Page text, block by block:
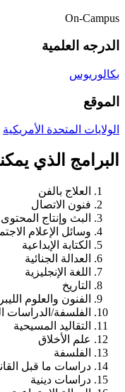
On-Campus
الدرجه العلمية
بكالوريوس
الموقع
الولايات المتحدة الأمريكية
البرامج الذي
العلاج بالفن
فنون الاتصال
البث وإنتاج
وسائل الإعلام
الكتابة الإبداعية
العدالة الجنائية
اللغة الإنجليزية
التاريخ
الفنون والعلوم
الفلسفة/الدراسات
التقاليد المسيحية
علم الأخلاق
الفلسفة
دراسات ما قبل
دراسات دينية